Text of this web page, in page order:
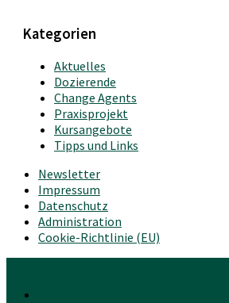
Kategorien
Aktuelles
Dozierende
Change Agents
Praxisprojekt
Kursangebote
Tipps und Links
Newsletter
Impressum
Datenschutz
Administration
Cookie-Richtlinie (EU)